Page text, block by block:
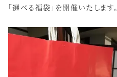
「選べる福袋」を開催いたします。